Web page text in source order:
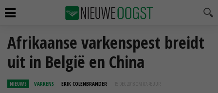
Afrikaanse varkenspest breidt
uit in België en China
NIEUWS VARKENS ERIK COLENBRANDER 15 DEC 2018 OM 07:45